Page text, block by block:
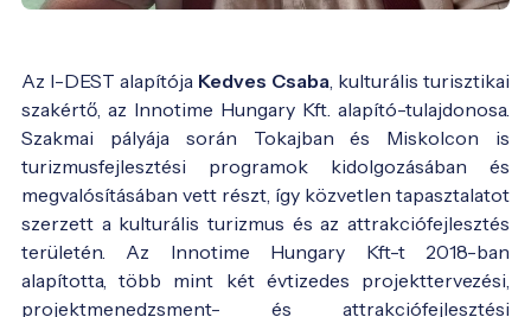
Az I-DEST alapítója Kedves Csaba , kulturális turisztikai
szakértő, az Innotime Hungary Kft. alapító-tulajdonosa.
Szakmai pályája során Tokajban és Miskolcon is
turizmusfejlesztési programok kidolgozásában és
megvalósításában vett részt, így közvetlen tapasztalatot
szerzett a kulturális turizmus és az attrakciófejlesztés
területén. Az Innotime Hungary Kft-t 2018-ban
alapította, több mint két évtizedes projekttervezési,
projektmenedzsment- és attrakciófejlesztési